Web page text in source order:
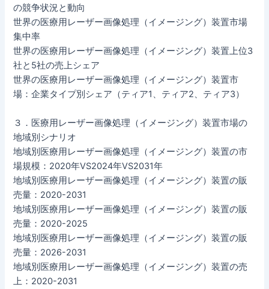
の競争状況と動向
世界の医療用レーザー画像処理（イメージング）装置市場
集中率
世界の医療用レーザー画像処理（イメージング）装置上位3
社と5社の売上シェア
世界の医療用レーザー画像処理（イメージング）装置市
場：企業タイプ別シェア（ティア1、ティア2、ティア3）
３．医療用レーザー画像処理（イメージング）装置市場の
地域別シナリオ
地域別医療用レーザー画像処理（イメージング）装置の市
場規模：2020年VS2024年VS2031年
地域別医療用レーザー画像処理（イメージング）装置の販
売量：2020-2031
地域別医療用レーザー画像処理（イメージング）装置の販
売量：2020-2025
地域別医療用レーザー画像処理（イメージング）装置の販
売量：2026-2031
地域別医療用レーザー画像処理（イメージング）装置の売
上：2020-2031